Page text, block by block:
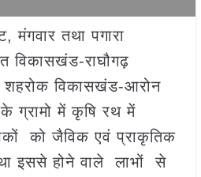
मंगवार तथा पगारा
विकासखंड-राघौगढ़
शहरोक विकासखंड-आरोन
ग्रामो में कृषि रथ में
को जैविक एवं प्राकृतिक
इससे होने वाले लाभों से